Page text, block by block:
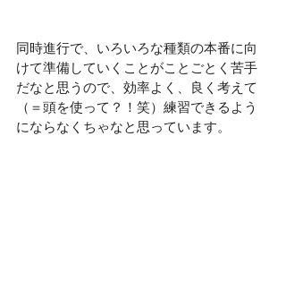
同時進行で、いろいろな種類の本番に向
けて準備していくことがことごとく苦手
だなと思うので、効率よく、良く考えて
（＝頭を使って？！笑）練習できるよう
にならなくちゃなと思っています。